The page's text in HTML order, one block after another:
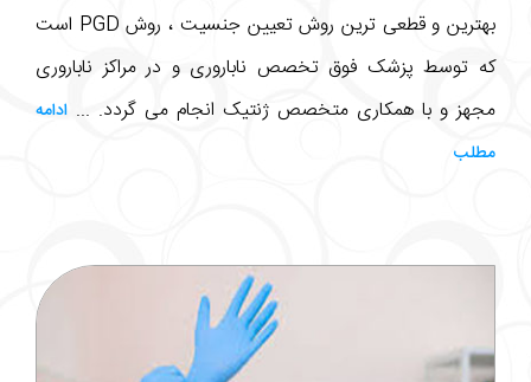
بهترین و قطعی ترین روش تعیین جنسیت ، روش PGD است
که توسط پزشک فوق تخصص ناباروری و در مراکز ناباروری
مجهز و با همکاری متخصص ژنتیک انجام می گردد. ... ادامه
مطلب